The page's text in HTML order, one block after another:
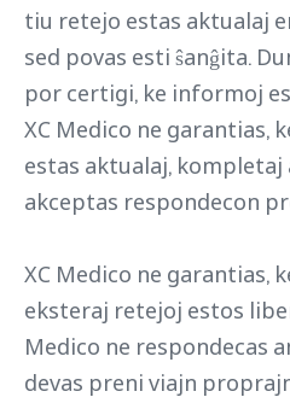
tiu retejo estas aktualaj
sed povas esti ŝanĝita.
por certigi, ke informoj
XC Medico ne garantias,
estas aktualaj, kompletaj
akceptas respondecon
XC Medico ne garantias,
eksteraj retejoj estos
Medico ne respondecas
devas preni viajn